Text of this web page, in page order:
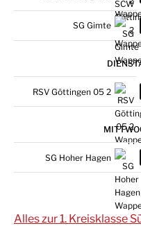
SG Gimte
RSV Göttingen 05 2
SG Hoher Hagen
Alles zur 1. Kreisklasse